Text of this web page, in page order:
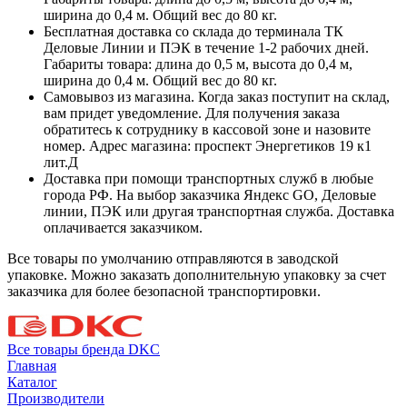
ширина до 0,4 м. Общий вес до 80 кг.
Бесплатная доставка со склада до терминала ТК
Деловые Линии и ПЭК в течение 1-2 рабочих дней.
Габариты товара: длина до 0,5 м, высота до 0,4 м,
ширина до 0,4 м. Общий вес до 80 кг.
Самовывоз из магазина. Когда заказ поступит на склад,
вам придет уведомление. Для получения заказа
обратитесь к сотруднику в кассовой зоне и назовите
номер. Адрес магазина: проспект Энергетиков 19 к1
лит.Д
Доставка при помощи транспортных служб в любые
города РФ. На выбор заказчика Яндекс GO, Деловые
линии, ПЭК или другая транспортная служба. Доставка
оплачивается заказчиком.
Все товары по умолчанию отправляются в заводской
упаковке. Можно заказать дополнительную упаковку за счет
заказчика для более безопасной транспортировки.
Все товары бренда DKC
Главная
Каталог
Производители